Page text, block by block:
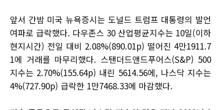
앞서 간밤 미국 뉴욕증시는 도널드 트럼프 대통령의 발언
여파로 급락했다. 다우존스 30 산업평균지수는 10일(이하
현지시간) 전일 대비 2.08%(890.01p) 떨어진 4만1911.7
1에 거래를 마무리했다. 스탠더드앤드푸어스(S&P) 500
지수는 2.70%(155.64p) 내린 5614.56에, 나스닥 지수는
4%(727.90p) 급락한 1만7468.33에 마감했다.